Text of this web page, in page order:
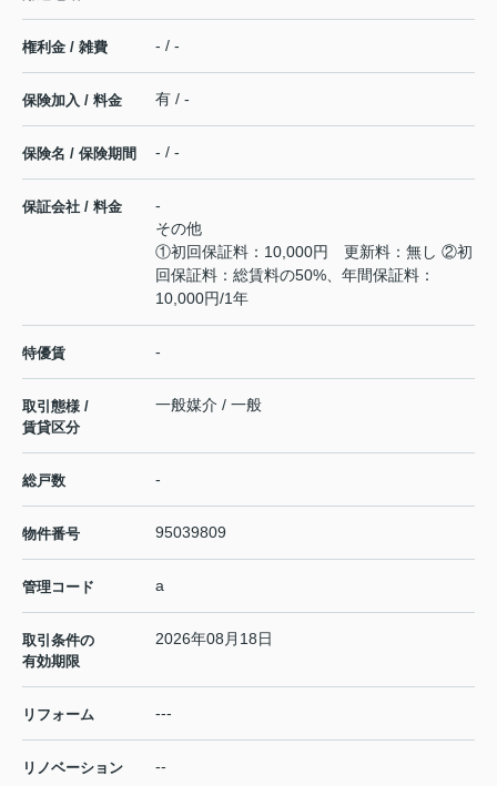
権利金 / 雑費 - / -
保険加入 / 料金 有 / -
保険名 / 保険期間 - / -
保証会社 / 料金
-
その他
①初回保証料：10,000円 更新料：無し ②初
回保証料：総賃料の50%、年間保証料：
10,000円/1年
特優賃 -
取引態様 /
賃貸区分
一般媒介 / 一般
総戸数 -
物件番号 95039809
管理コード a
取引条件の
有効期限
2026年08月18日
リフォーム ---
リノベーション --